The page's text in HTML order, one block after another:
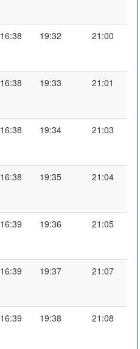
16:38 19:32 21:00
16:38 19:33 21:01
16:38 19:34 21:03
16:38 19:35 21:04
16:39 19:36 21:05
16:39 19:37 21:07
16:39 19:38 21:08